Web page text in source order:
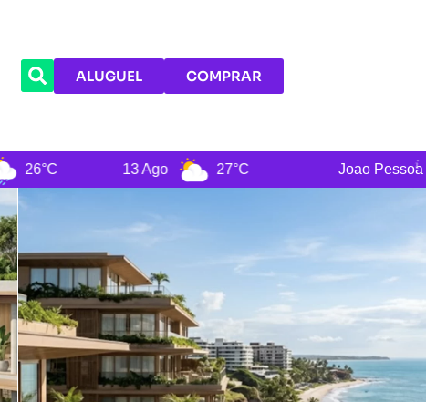
ALUGUEL COMPRAR
Ago 27°C Joao Pessoa 7 Ago